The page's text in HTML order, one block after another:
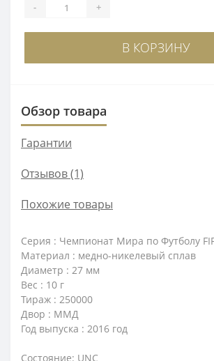
- +
В КОРЗИНУ
Обзор товара
Гарантии
Отзывов (1)
Похожие товары
Серия : Чемпионат Мира по Футболу
Материал : медно-никелевый сплав
Диаметр : 27 мм
Вес : 10 г
Тираж : 250000
Двор : ММД
Год выпуска : 2016 год
Состояние: UNC